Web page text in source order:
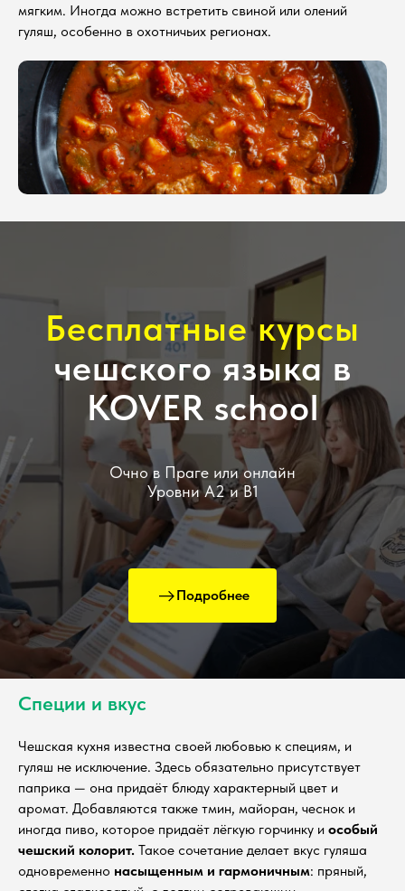
мягким. Иногда можно встретить свиной или олений
гуляш, особенно в охотничьих регионах.
Бесплатные курсы
чешского языка в
KOVER school
Очно в Праге или онлайн
Уровни А2 и В1
Подробнее
Специи и вкус
Чешская кухня известна своей любовью к специям, и
гуляш не исключение. Здесь обязательно присутствует
паприка — она придаёт блюду характерный цвет и
аромат. Добавляются также тмин, майоран, чеснок и
иногда пиво, которое придаёт лёгкую горчинку и особый
чешский колорит. Такое сочетание делает вкус гуляша
одновременно насыщенным и гармоничным: пряный,